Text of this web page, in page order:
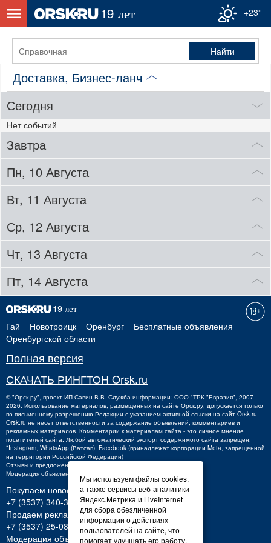
+23°
Доставка, Бизнес-ланч
Сегодня
Нет событий
Завтра
Пн, 10 Августа
Вт, 11 Августа
Ср, 12 Августа
Чт, 13 Августа
Пт, 14 Августа
Гай Новотроицк Оренбург
Бесплатные объявления
Оренбургской области
Полная версия
СКАЧАТЬ РИНГТОН Orsk.ru
©"Орск.ру", проект ИП Савин В.В. Служба информации: ООО "ТРК "Евразия", 2007-
2026. Использование материалов, размещенных на сайте Орск.ру, допускается только
по письменному разрешению Редакции с указанием активной ссылки на сайт Orsk.ru.
Orsk.ru не несет ответственности за содержание объявлений, комментариев и
рекламных материалов. Комментарии к материалам сайта - это личное мнение
посетителей сайта. Любой автоматический экспорт содержимого сайта запрещен.
*Instagram, WhatsApp (Ватсап), Facebook (принадлежат корпорации Meta, запрещенной
на территории Российской Федерации)
Отзывы и предложения о работе портала:
Модерация объявлений +7 (3537) 32-71-28
Покупаем новости:
+7 (3537) 340-300,340300@orsk.ru
Продаем рекламу:
+7 (3537) 25-08-07;250807@orsk.ru
Модерация объявлений: +7 (3537) 32-71-28
Мы используем файлы cookies,
а также сервисы веб-аналитики
Яндекс.Метрика и LiveInternet
для сбора обезличенной
информации о действиях
пользователей на сайте, что
помогает улучшать его работу.